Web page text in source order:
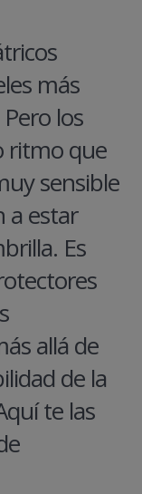
más
los
ritmo que
sensible
a estar
Es
allá de
de la
te las